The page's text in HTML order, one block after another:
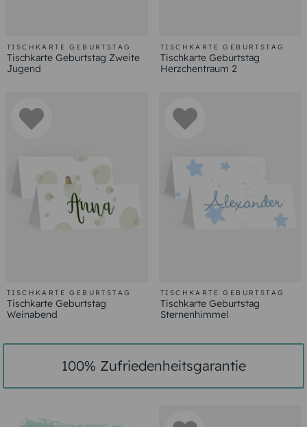
TISCHKARTE GEBURTSTAG
Tischkarte Geburtstag Zweite
Jugend
TISCHKARTE GEBURTSTAG
Tischkarte Geburtstag
Herzchentraum 2
TISCHKARTE GEBURTSTAG
Tischkarte Geburtstag
Weinabend
TISCHKARTE GEBURTSTAG
Tischkarte Geburtstag
Sternenhimmel
100% Zufriedenheitsgarantie